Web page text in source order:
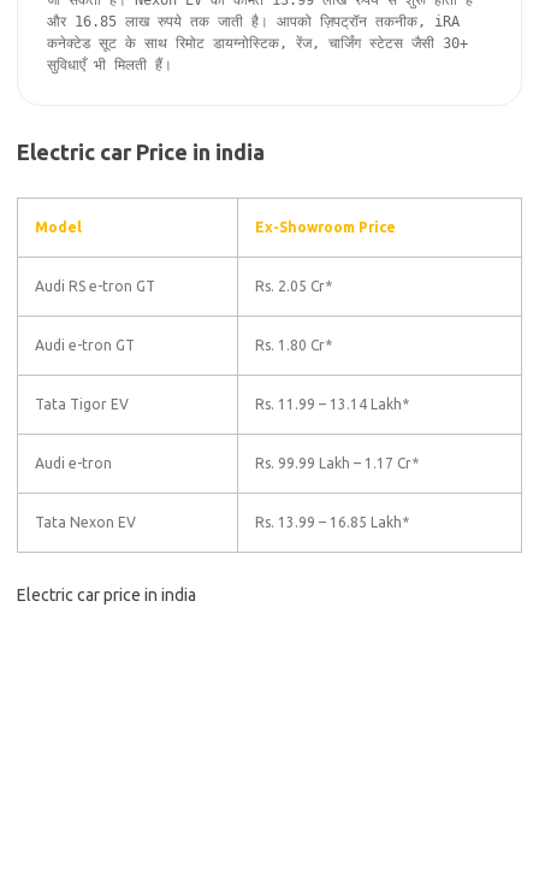
और 16.85 लाख रुपये तक जाती है। आपको ज़िपट्रॉन तकनीक, iRA
कनेक्टेड सूट के साथ रिमोट डायग्नोस्टिक, रेंज, चार्जिंग स्टेटस जैसी 30+
सुविधाएँ भी मिलती हैं।
Electric car Price in india
Model Ex-Showroom Price
Audi RS e-tron GT Rs. 2.05 Cr*
Audi e-tron GT Rs. 1.80 Cr*
Tata Tigor EV Rs. 11.99 – 13.14 Lakh*
Audi e-tron Rs. 99.99 Lakh – 1.17 Cr*
Tata Nexon EV Rs. 13.99 – 16.85 Lakh*
Electric car price in india